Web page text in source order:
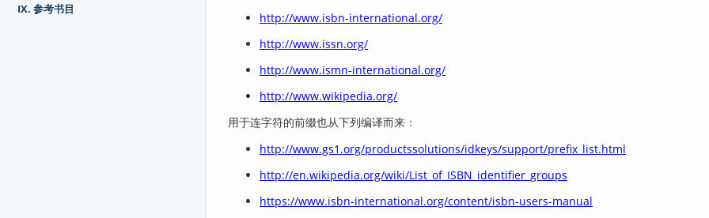
IX. 参考书目
http://www.isbn-international.org/
http://www.issn.org/
http://www.ismn-international.org/
http://www.wikipedia.org/
用于连字符的前缀也从下列编译而来：
http://www.gs1.org/productssolutions/idkeys/support/prefix_list.html
http://en.wikipedia.org/wiki/List_of_ISBN_identifier_groups
https://www.isbn-international.org/content/isbn-users-manual